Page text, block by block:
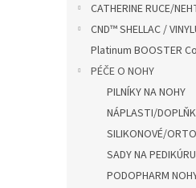
CATHERINE RUCE/
CND™ SHELLAC /
Platinum BOOSTER
PÉČE O NOHY
PILNÍKY NA NOHY
NÁPLASTI/
SILIKONOVÉ/
SADY NA PEDIKÚRU
PODOPHARM